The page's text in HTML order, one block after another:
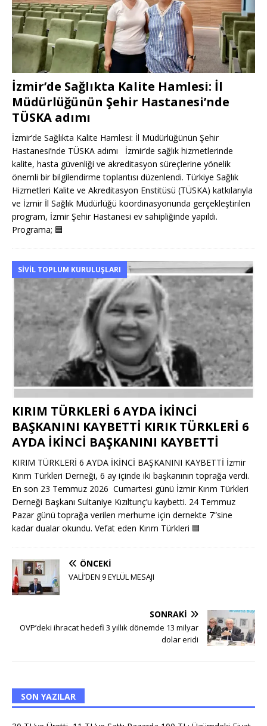
İzmir’de Sağlıkta Kalite Hamlesi: İl
Müdürlüğünün Şehir Hastanesi’nde
TÜSKA adımı
İzmir’de Sağlıkta Kalite Hamlesi: İl Müdürlüğünün Şehir
Hastanesi’nde TÜSKA adımı İzmir’de sağlık hizmetlerinde
kalite, hasta güvenliği ve akreditasyon süreçlerine yönelik
önemli bir bilgilendirme toplantısı düzenlendi. Türkiye Sağlık
Hizmetleri Kalite ve Akreditasyon Enstitüsü (TÜSKA) katkılarıyla
ve İzmir İl Sağlık Müdürlüğü koordinasyonunda gerçekleştirilen
program, İzmir Şehir Hastanesi ev sahipliğinde yapıldı.
Programa; 🟦
SIVIL TOPLUM KURULUŞLARI
KIRIM TÜRKLERİ 6 AYDA İKİNCİ
BAŞKANINI KAYBETTİ KIRIK TÜRKLERİ 6
AYDA İKİNCİ BAŞKANINI KAYBETTİ
KIRIM TÜRKLERİ 6 AYDA İKİNCİ BAŞKANINI KAYBETTİ İzmir
Kırım Türkleri Derneği, 6 ay içinde iki başkanının toprağa verdi.
En son 23 Temmuz 2026 Cumartesi günü İzmir Kırım Türkleri
Derneği Başkanı Sultaniye Kızıltunç’u kaybetti. 24 Temmuz
Pazar günü toprağa verilen merhume için dernekte 7”sine
kadar dualar okundu. Vefat eden Kırım Türkleri 🟦
ÖNCEKI
VALİ’DEN 9 EYLÜL MESAJI
SONRAKI
OVP’deki ihracat hedefi 3 yıllık dönemde 13 milyar
dolar eridi
SON YAZILAR